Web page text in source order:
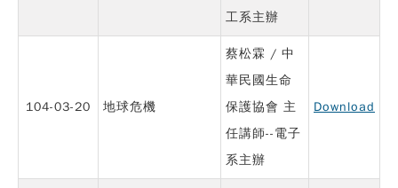
工系主辦
104-03-20 地球危機
蔡松霖 / 中
華民國生命
保護協會 主
任講師--電子
系主辦
Download